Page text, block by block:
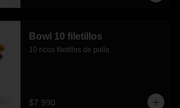
Bowl 10 filetillos
10 ricos filetillos de pollo.
$7.990